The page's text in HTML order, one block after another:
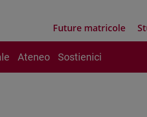
Future matricole
Ateneo Sostienici